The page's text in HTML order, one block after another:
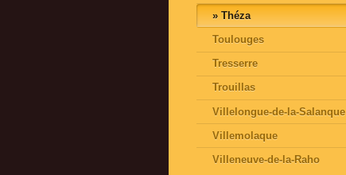
Théza
Toulouges
Tresserre
Trouillas
Villelongue-de-la-Salanque
Villemolaque
Villeneuve-de-la-Raho